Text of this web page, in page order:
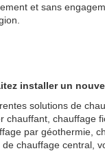
et sans
installer un
solutions de
chauffant, chauffage
par géothermie,
chauffage central,